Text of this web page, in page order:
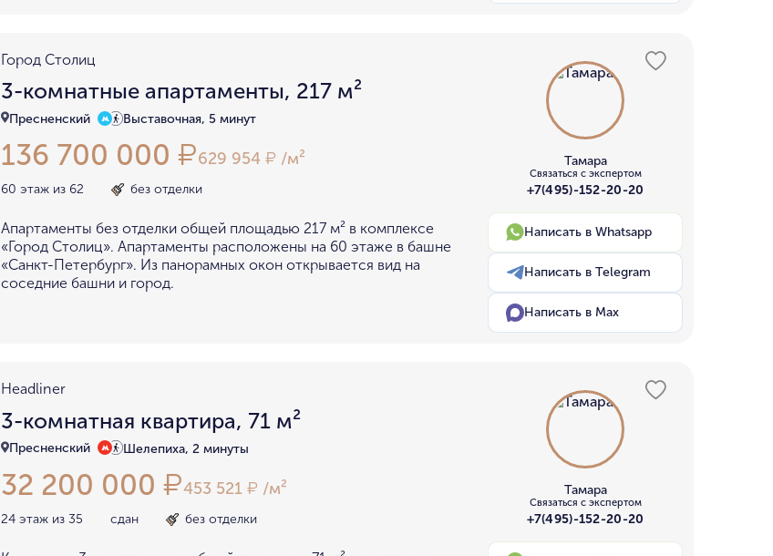
Город Столиц
3-комнатные апартаменты, 217 м²
Пресненский Выставочная, 5 минут
136 700 000 ₽629 954 ₽ /м²
60 этаж из 62 без отделки
Апартаменты без отделки общей площадью 217 м² в комплексе
«Город Столиц». Апартаменты расположены на 60 этаже в башне
«Санкт-Петербург». Из панорамных окон открывается вид на
соседние башни и город.
Тамара
Связаться с экспертом
+7(495)-152-20-20
Написать в Whatsapp
Написать в Telegram
Написать в Max
Headliner
3-комнатная квартира, 71 м²
Пресненский Шелепиха, 2 минуты
32 200 000 ₽453 521 ₽ /м²
24 этаж из 35 сдан без отделки
Тамара
Связаться с экспертом
+7(495)-152-20-20